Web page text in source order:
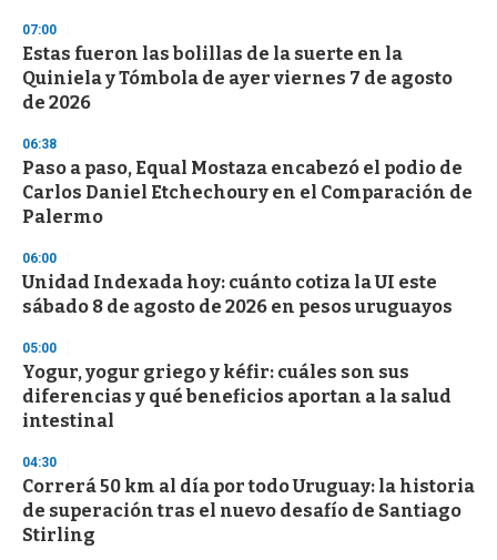
07:00
Estas fueron las bolillas de la suerte en la
Quiniela y Tómbola de ayer viernes 7 de agosto
de 2026
06:38
Paso a paso, Equal Mostaza encabezó el podio de
Carlos Daniel Etchechoury en el Comparación de
Palermo
06:00
Unidad Indexada hoy: cuánto cotiza la UI este
sábado 8 de agosto de 2026 en pesos uruguayos
05:00
Yogur, yogur griego y kéfir: cuáles son sus
diferencias y qué beneficios aportan a la salud
intestinal
04:30
Correrá 50 km al día por todo Uruguay: la historia
de superación tras el nuevo desafío de Santiago
Stirling